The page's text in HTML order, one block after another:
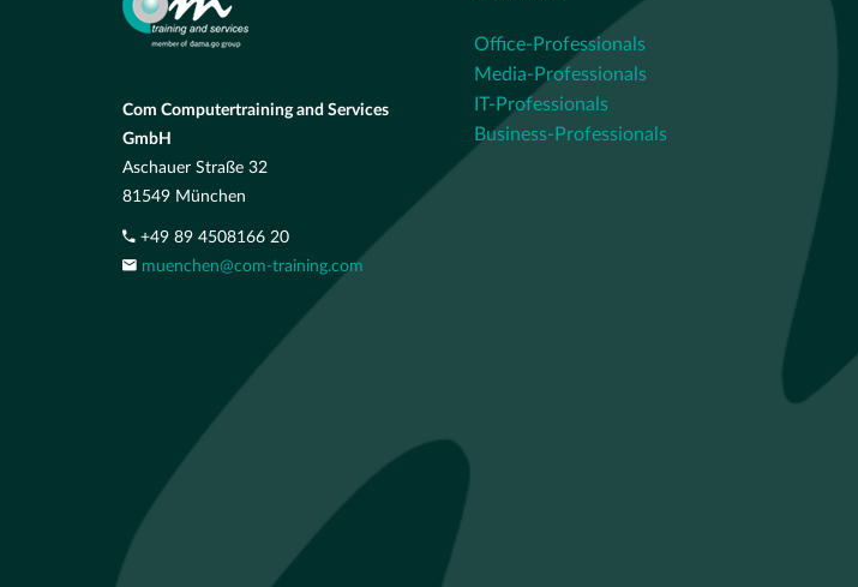
Com Computertraining and Services
GmbH
Aschauer Straße 32
81549 München
+49 89 4508166 20
muenchen@com-training.com
Office-Professionals
Media-Professionals
IT-Professionals
Business-Professionals